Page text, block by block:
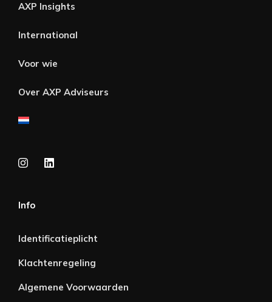
AXP Insights
International
Voor wie
Over AXP Adviseurs
Info
Identificatieplicht
Klachtenregeling
Algemene Voorwaarden